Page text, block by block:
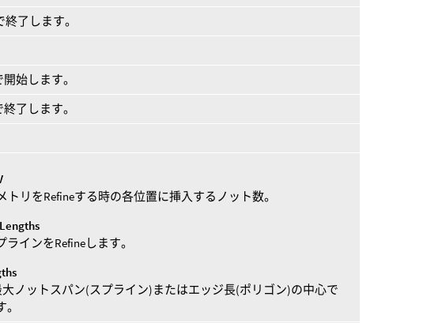
了します。
始します。
了します。
トリをRefineする時の各位置に挿入するノット数。
インをRefineします。
大ノットスパン(スプライン)またはエッジ長(ポリゴン)の中心で